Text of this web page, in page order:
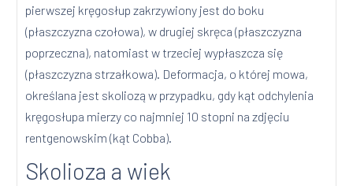
pierwszej kręgosłup zakrzywiony jest do boku
(płaszczyzna czołowa), w drugiej skręca (płaszczyzna
poprzeczna), natomiast w trzeciej wypłaszcza się
(płaszczyzna strzałkowa). Deformacja, o której mowa,
określana jest skoliozą w przypadku, gdy kąt odchylenia
kręgosłupa mierzy co najmniej 10 stopni na zdjęciu
rentgenowskim (kąt Cobba).
Skolioza a wiek